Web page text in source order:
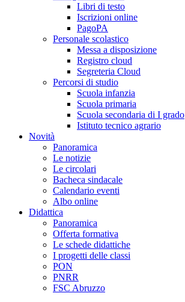
Libri di testo
Iscrizioni online
PagoPA
Personale scolastico
Messa a disposizione
Registro cloud
Segreteria Cloud
Percorsi di studio
Scuola infanzia
Scuola primaria
Scuola secondaria di I grado
Istituto tecnico agrario
Novità
Panoramica
Le notizie
Le circolari
Bacheca sindacale
Calendario eventi
Albo online
Didattica
Panoramica
Offerta formativa
Le schede didattiche
I progetti delle classi
PON
PNRR
FSC Abruzzo